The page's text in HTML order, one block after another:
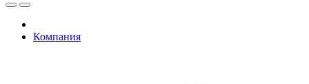
Компания